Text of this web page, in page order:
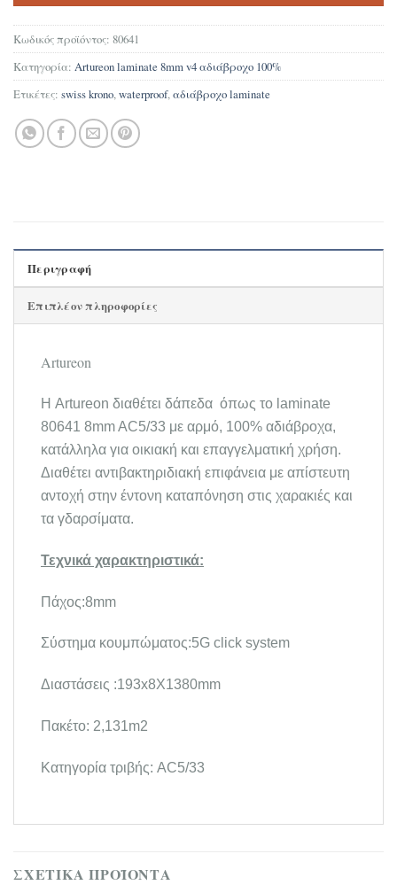
Κωδικός προϊόντος: 80641
Κατηγορία: Artureon laminate 8mm v4 αδιάβροχο 100%
Ετικέτες: swiss krono,waterproof,αδιάβροχο laminate
Περιγραφή
Επιπλέον πληροφορίες
Artureon
Η Artureon διαθέτει δάπεδα όπως το laminate
80641 8mm AC5/33 με αρμό, 100% αδιάβροχα,
κατάλληλα για οικιακή και επαγγελματική χρήση.
Διαθέτει αντιβακτηριδιακή επιφάνεια με απίστευτη
αντοχή στην έντονη καταπόνηση στις χαρακιές και
τα γδαρσίματα.
Τεχνικά χαρακτηριστικά:
Πάχος:8mm
Σύστημα κουμπώματος:5G click system
Διαστάσεις :193x8X1380mm
Πακέτο: 2,131m2
Κατηγορία τριβής: AC5/33
ΣΧΕΤΙΚΆ ΠΡΟΪΌΝΤΑ